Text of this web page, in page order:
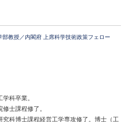
部教授／内閣府 上席科学技術政策フェロー
科卒業。
士課程修了。
科博士課程経営工学専攻修了。博士（工